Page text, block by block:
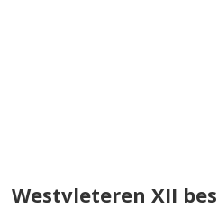
Westvleteren XII